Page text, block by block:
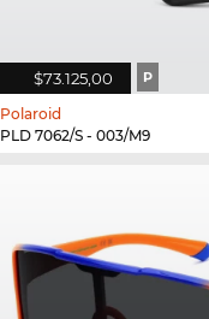
$73.125,00 P
Polaroid
PLD 7062/S - 003/M9